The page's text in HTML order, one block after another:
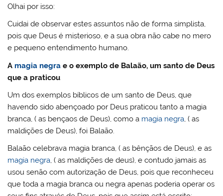
Olhai por isso:
Cuidai de observar estes assuntos não de forma simplista,
pois que Deus é misterioso, e a sua obra não cabe no mero
e pequeno entendimento humano.
A magia negra e o exemplo de Balaão, um santo de Deus
que a praticou
Um dos exemplos bíblicos de um santo de Deus, que
havendo sido abençoado por Deus praticou tanto a magia
branca, ( as bençaos de Deus), como a magia negra, ( as
maldições de Deus), foi Balaão.
Balaão celebrava magia branca, ( as bênçãos de Deus), e as
magia negra, ( as maldições de deus), e contudo jamais as
usou senão com autorização de Deus, pois que reconheceu
que toda a magia branca ou negra apenas poderia operar os